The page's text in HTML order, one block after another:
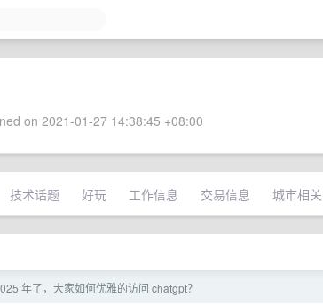
on 2021-01-27 14:38:45 +08:00
技术话题 好玩 工作信息 交易信息 城市相关
年了，大家如何优雅的访问 chatgpt？